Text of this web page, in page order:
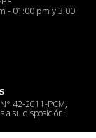
- 01:00 pm y 3:00
42-2011-PCM,
a su disposición.